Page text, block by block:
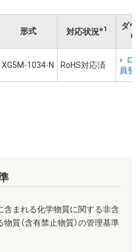
形式 対応状況※1
ダ
XG5M-1034-N RoHS対応済
ロ
員登
含まれる化学物質に関する非含
質（含有禁止物質）の管理基準